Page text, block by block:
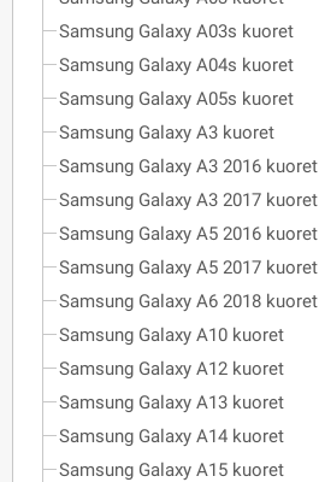
Samsung Galaxy A03s kuoret
Samsung Galaxy A04s kuoret
Samsung Galaxy A05s kuoret
Samsung Galaxy A3 kuoret
Samsung Galaxy A3 2016 kuoret
Samsung Galaxy A3 2017 kuoret
Samsung Galaxy A5 2016 kuoret
Samsung Galaxy A5 2017 kuoret
Samsung Galaxy A6 2018 kuoret
Samsung Galaxy A10 kuoret
Samsung Galaxy A12 kuoret
Samsung Galaxy A13 kuoret
Samsung Galaxy A14 kuoret
Samsung Galaxy A15 kuoret